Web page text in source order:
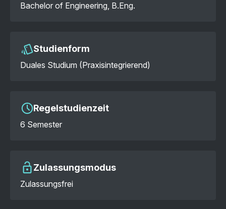
Bachelor of Engineering, B.Eng.
Studienform
Duales Studium (Praxisintegrierend)
Regelstudienzeit
6 Semester
Zulassungsmodus
Zulassungsfrei